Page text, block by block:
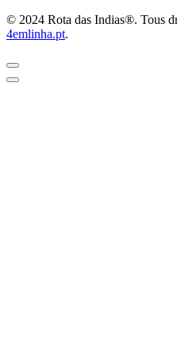
© 2024 Rota das Indias®. Tous
4emlinha.pt.